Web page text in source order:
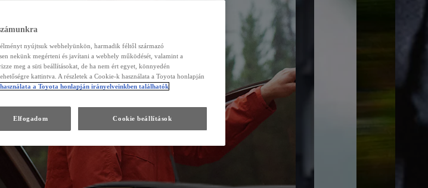
nyújtsuk webhelyünkön, harmadik féltől származó
nekünk megérteni és javítani a webhely működését, valamint a
meg a süti beállításokat, de ha nem ért egyet, könnyedén
kattintva. A részletek a Cookie-k használata a Toyota honlapján
a Toyota honlapján irányelveinkben találhatók
Cookie beállítások
Elfogadom